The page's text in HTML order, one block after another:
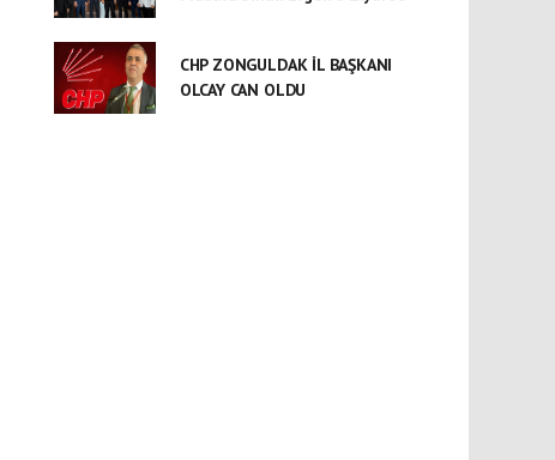
CHP ZONGULDAK İL BAŞKANI
OLCAY CAN OLDU